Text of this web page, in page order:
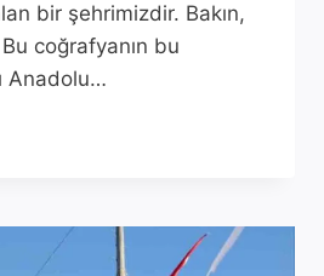
bir şehrimizdir. Bakın,
coğrafyanın bu
Anadolu…